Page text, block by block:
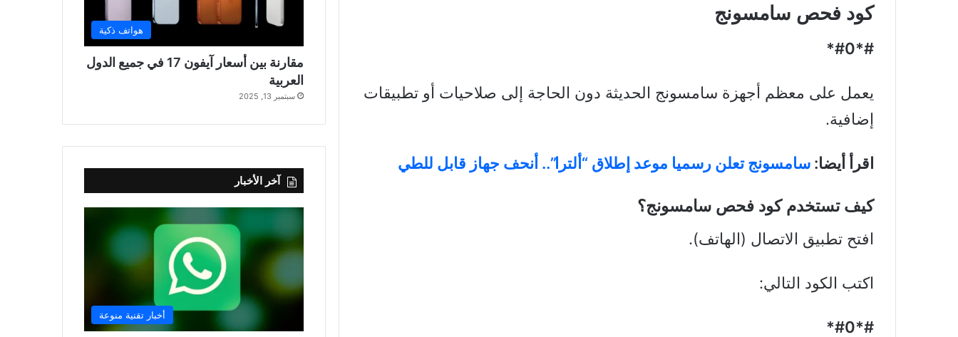
كود فحص سامسونج
#*#0*
يعمل على معظم أجهزة سامسونج الحديثة دون الحاجة إلى صلاحيات أو تطبيقات
إضافية.
اقرأ أيضا: سامسونج تعلن رسميا موعد إطلاق “ألترا”.. أنحف جهاز قابل للطي
كيف تستخدم كود فحص سامسونج؟
افتح تطبيق الاتصال (الهاتف).
اكتب الكود التالي:
#*#0*
هواتف ذكية
مقارنة بين أسعار آيفون 17 في جميع الدول
العربية
سبتمبر 13, 2025
آخر الأخبار
أخبار تقنية منوعة